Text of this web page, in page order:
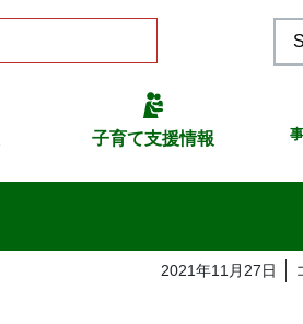
子育て支援情報
2021年11月27日